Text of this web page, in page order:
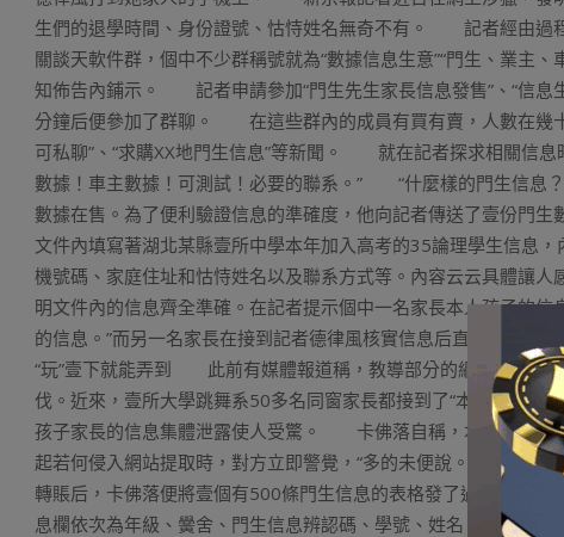
生們的退學時間、身份證號、怙恃姓名無奇不有。 記者經由過
關談天軟件群，個中不少群稱號就為“數據信息生意”“門生、業主
知佈告內鋪示。 記者申請參加“門生先生家長信息發售”、“信息
分鐘后便參加了群聊。 在這些群內的成員有買有賣，人數在幾
可私聊”、“求購XX地門生信息”等新聞。 就在記者探求相關信息
數據！車主數據！可測試！必要的聯系。” “什麼樣的門生信息
數據在售。為了便利驗證信息的準確度，他向記者傳送了壹份門
文件內填寫著湖北某縣壹所中學本年加入高考的35論理學生信息
機號碼、家庭住址和怙恃姓名以及聯系方式等。內容云云具體
明文件內的信息齊全準確。在記者提示個中一名家長本人孩子的
的信息。”而另一名家長在接到記者德律風核實信息后直呼要“
“玩”壹下就能弄到 此前有媒體報道稱，教導部分的網站特別很
伐。近來，壹所大學跳舞系50多名同窗家長都接到了“本人孩子的
孩子家長的信息集體泄露使人受驚。 卡佛落自稱，本人侵入
起若何侵入網站提取時，對方立即警覺，“多的未便說。”連互
轉賬后，卡佛落便將壹個有500條門生信息的表格發了過來，這
息欄依次為年級、黌舍、門生信息辨認碼、學號、姓名、性別、出